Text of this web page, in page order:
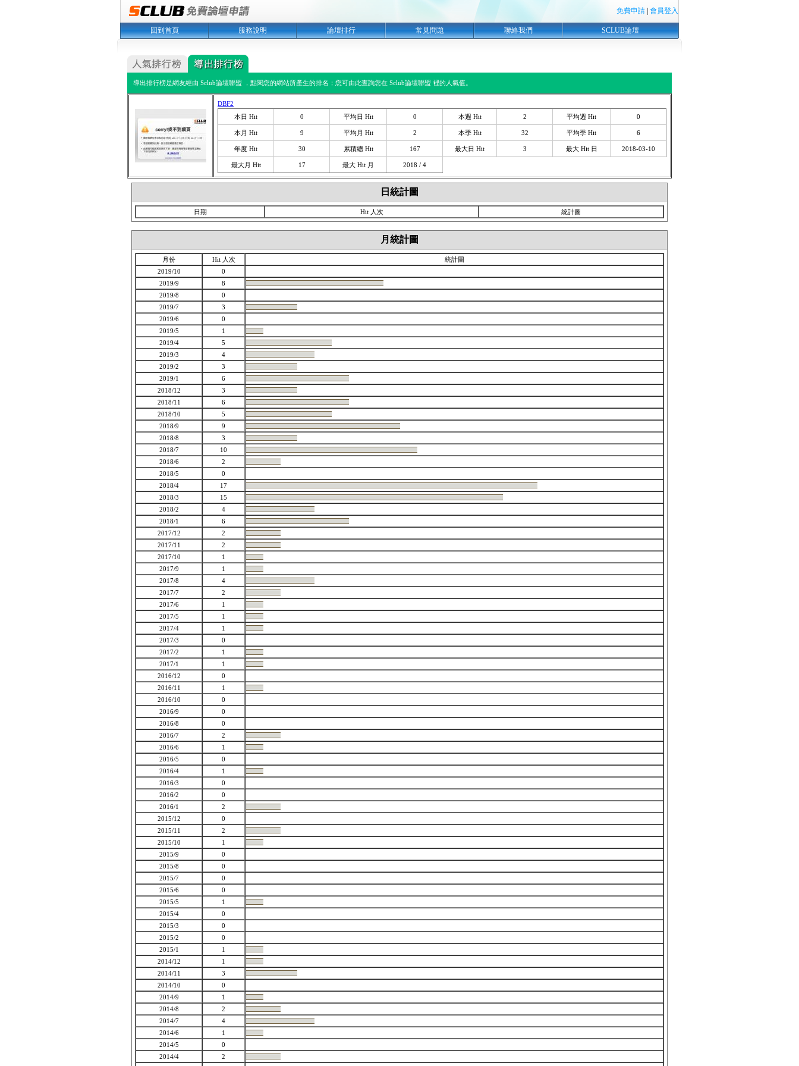
免費申請 會員登入
回到首頁 服務說明 論壇排行 常見問題 聯絡我們 SCLUB論壇
導出排行榜是網友經由 Sclub論壇聯盟 ，點閱您的網站所產生的排名；您可由此查詢您在 Sclub論壇聯盟 裡的人氣值。
DBF2
本日 Hit
0 平均日 Hit 0 本週 Hit 2 平均週 Hit 0
本月 Hit 9 平均月 Hit 2 本季 Hit 32 平均季 Hit 6
年度 Hit 30 累積總 Hit 167 最大日 Hit 3 最大 Hit 日 2018-03-10
最大月 Hit 17 最大 Hit 月 2018 / 4
日統計圖
日期 Hit 人次 統計圖
月統計圖
月份 Hit 人次
統計圖
2019/10
0
2019/9
8
2019/8
0
2019/7
3
2019/6
0
2019/5
1
2019/4
5
2019/3
4
2019/2
3
2019/1
6
2018/12
3
2018/11
6
2018/10
5
2018/9
9
2018/8
3
2018/7
10
2018/6
2
2018/5
0
2018/4
17
2018/3
15
2018/2
4
2018/1
6
2017/12
2
2017/11
2
2017/10
1
2017/9
1
2017/8
4
2017/7
2
2017/6
1
2017/5
1
2017/4
1
2017/3
0
2017/2
1
2017/1
1
2016/12
0
2016/11
1
2016/10
0
2016/9
0
2016/8
0
2016/7
2
2016/6
1
2016/5
0
2016/4
1
2016/3
0
2016/2
0
2016/1
2
2015/12
0
2015/11
2
2015/10
1
2015/9
0
2015/8
0
2015/7
0
2015/6
0
2015/5
1
2015/4
0
2015/3
0
2015/2
0
2015/1
1
2014/12
1
2014/11
3
2014/10
0
2014/9
1
2014/8
2
2014/7
4
2014/6
1
2014/5
0
2014/4
2